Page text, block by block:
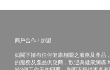
減肥瘦身人士
關注腸道健康人士
中文版為準。
商戶合作 / 加盟
如閣下擁有任何健康相關之服務及產品
的服務及產品供應商，歡迎與健康網購